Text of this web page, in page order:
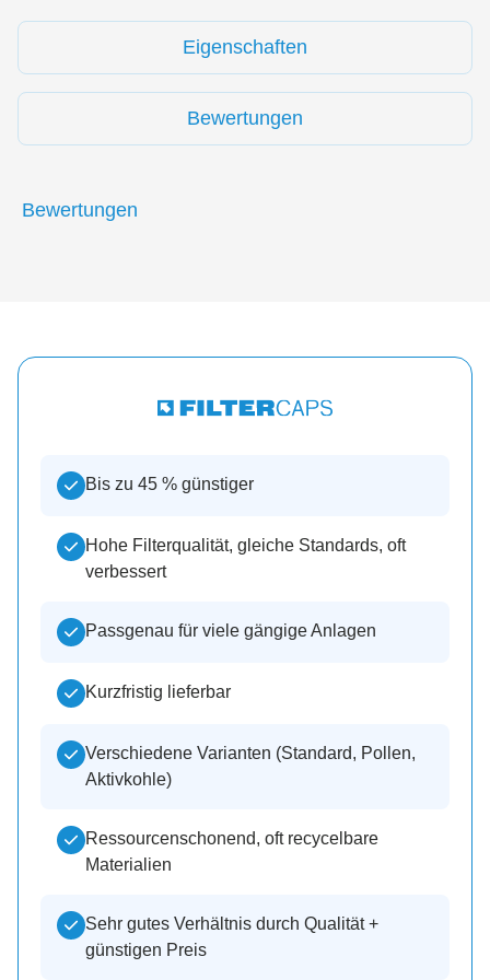
Eigenschaften
Bewertungen
Bewertungen
Bis zu 45 % günstiger
Hohe Filterqualität, gleiche Standards, oft
verbessert
Passgenau für viele gängige Anlagen
Kurzfristig lieferbar
Verschiedene Varianten (Standard, Pollen,
Aktivkohle)
Ressourcenschonend, oft recycelbare
Materialien
Sehr gutes Verhältnis durch Qualität +
günstigen Preis